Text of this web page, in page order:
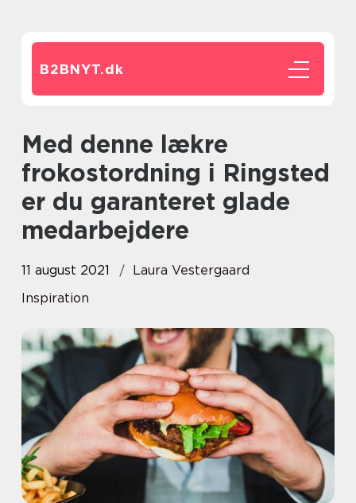
B2BNYT.dk
Med denne lækre
frokostordning i Ringsted
er du garanteret glade
medarbejdere
11 august 2021
Laura Vestergaard
Inspiration